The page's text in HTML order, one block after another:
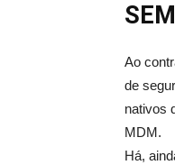
Ao
de
nativos
MDM.
Há,